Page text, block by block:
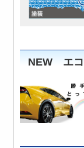
NEW エコ